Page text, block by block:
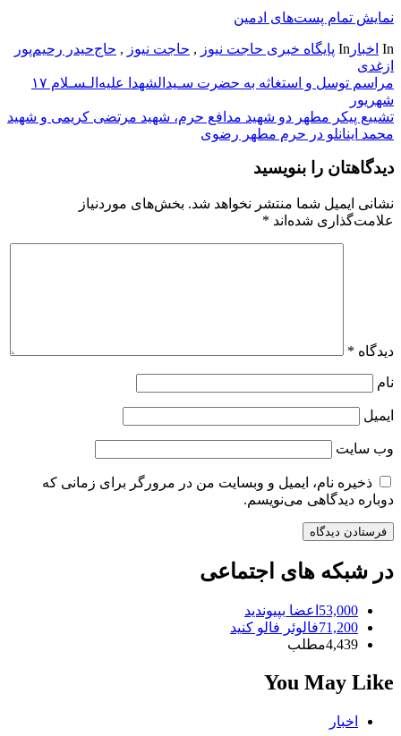
نمایش تمام پست‌های ادمین
In اخبار In پایگاه خبری حاجت نیوز , حاجت نیوز , حاج‌حیدر رحیم‌پور
ازغدی
راهبری
نوشته
مراسم توسل و استغاثه به حضرت سـیدالشهدا علیه‌الـسـلام ۱۷
شهریور
تشییع پیکر مطهر دو شهید مدافع حرم، شهید مرتضی کریمی و شهید
محمد اینانلو در حرم مطهر رضوی
دیدگاهتان را بنویسید
نشانی ایمیل شما منتشر نخواهد شد. بخش‌های موردنیاز
علامت‌گذاری شده‌اند *
دیدگاه *
نام
ایمیل
وب‌ سایت
ذخیره نام، ایمیل و وبسایت من در مرورگر برای زمانی که
دوباره دیدگاهی می‌نویسم.
در شبکه های اجتماعی
53,000 اعضا بپیوندید
71,200فالوئر فالو کنید
4,439مطلب
You May Like
اخبار